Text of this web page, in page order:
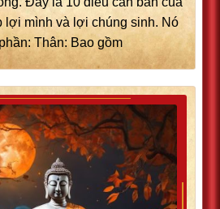
mình và lợi chúng sinh. Nó
Thân: Bao gồm